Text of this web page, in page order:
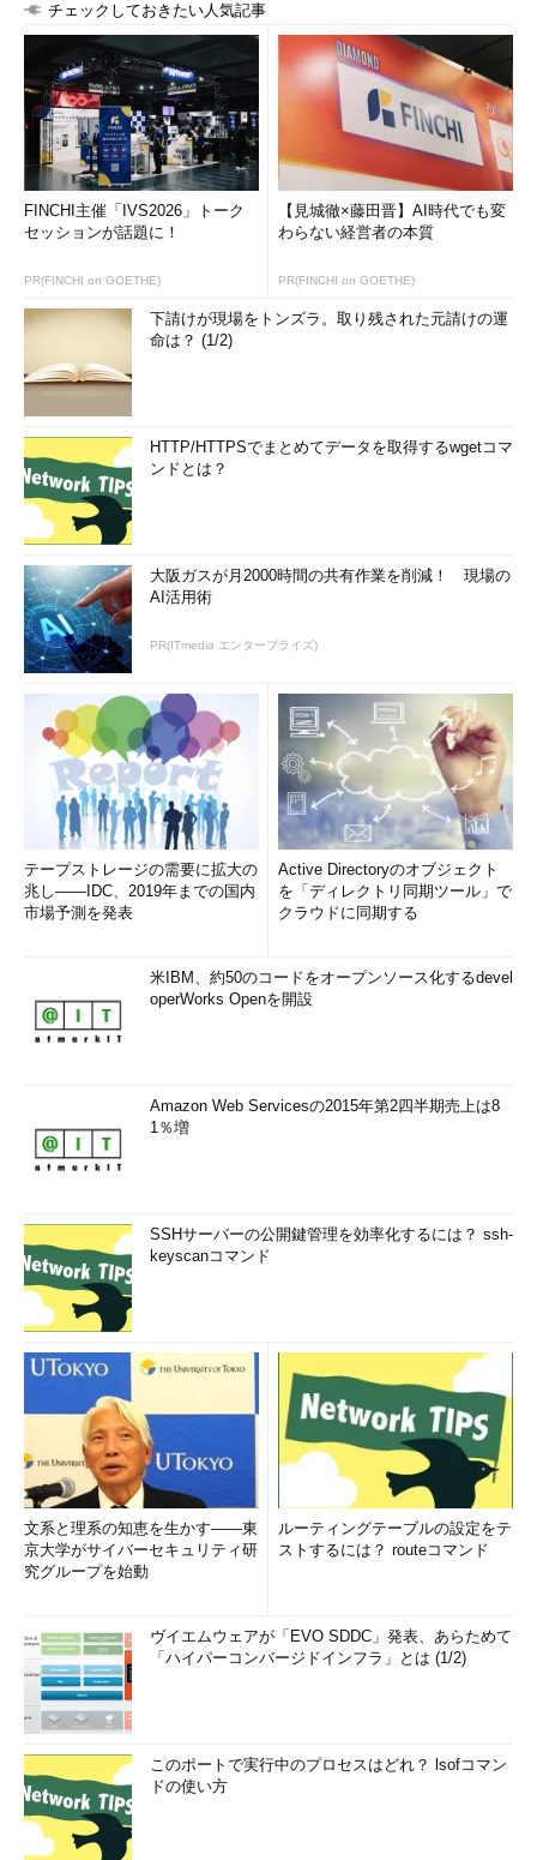
チェックしておきたい人気記事
FINCHI主催「IVS2026」トーク
セッションが話題に！
PR(FINCHI on GOETHE)
【見城徹×藤田晋】AI時代でも変
わらない経営者の本質
PR(FINCHI on GOETHE)
下請けが現場をトンズラ。取り残された元請けの運
命は？ (1/2)
HTTP/HTTPSでまとめてデータを取得するwgetコマ
ンドとは？
大阪ガスが月2000時間の共有作業を削減！ 現場の
AI活用術
PR(ITmedia エンタープライズ)
テープストレージの需要に拡大の
兆し――IDC、2019年までの国内
市場予測を発表
Active Directoryのオブジェクト
を「ディレクトリ同期ツール」で
クラウドに同期する
米IBM、約50のコードをオープンソース化するdevel
operWorks Openを開設
Amazon Web Servicesの2015年第2四半期売上は8
1％増
SSHサーバーの公開鍵管理を効率化するには？ ssh-
keyscanコマンド
文系と理系の知恵を生かす――東
京大学がサイバーセキュリティ研
究グループを始動
ルーティングテーブルの設定をテ
ストするには？ routeコマンド
ヴイエムウェアが「EVO SDDC」発表、あらためて
「ハイパーコンバージドインフラ」とは (1/2)
このポートで実行中のプロセスはどれ？ lsofコマン
ドの使い方